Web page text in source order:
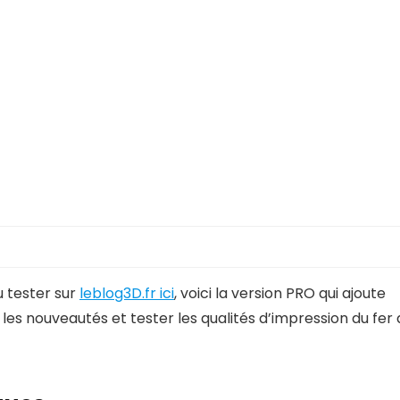
tester sur leblog3D.fr ici, voici la version PRO qui ajoute
nouveautés et tester les qualités d’impression du fer